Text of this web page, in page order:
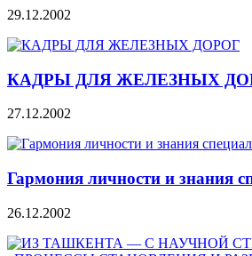
29.12.2002
КАДРЫ ДЛЯ ЖЕЛЕЗНЫХ
27.12.2002
Гармония личности и знания
26.12.2002